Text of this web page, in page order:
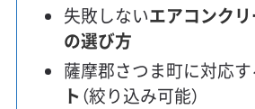
失敗しないエアコンク
の選び方
薩摩郡さつま町に対応す
ト （絞り込み可能）